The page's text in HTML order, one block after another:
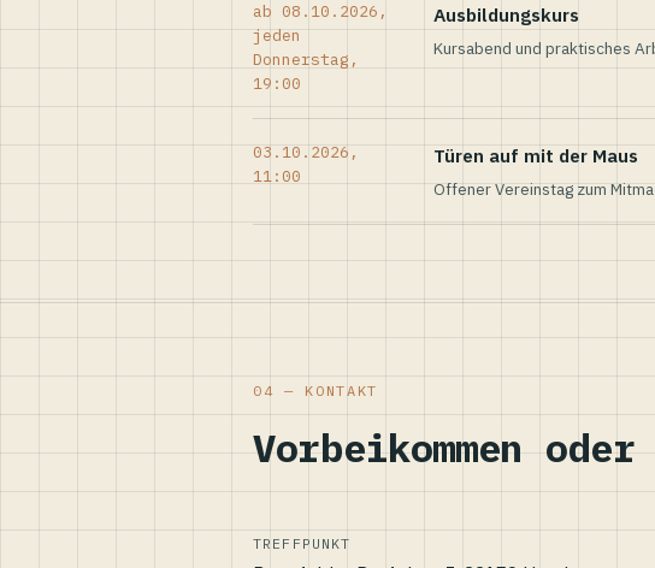
ab 08.10.2026,
jeden
Donnerstag,
19:00
Ausbildungskurs
Kursabend und praktisches
03.10.2026,
11:00
Türen auf mit der Maus
Offener Vereinstag zum
04 — KONTAKT
Vorbeikommen
TREFFPUNKT